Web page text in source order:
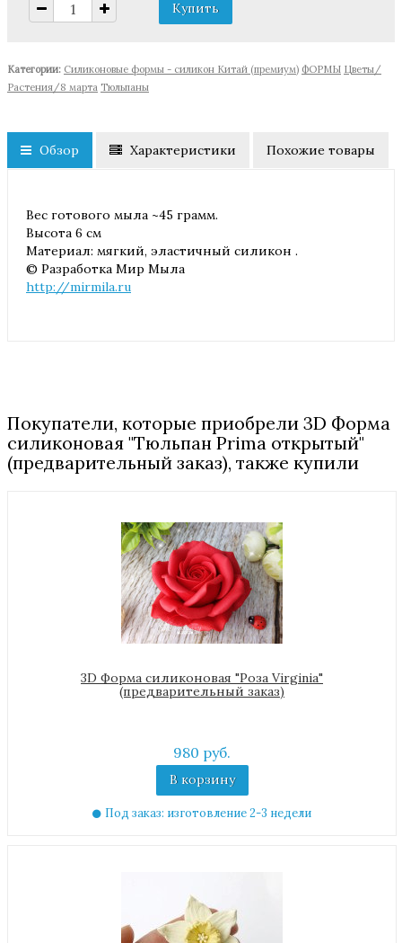
Категории: Cиликоновые формы - силикон Китай (премиум) ФОРМЫ Цветы/
Растения/8 марта Тюльпаны
Обзор Характеристики Похожие товары
Вес готового мыла ~45 грамм.
Высота 6 см
Материал: мягкий, эластичный силикон .
© Разработка Мир Мыла
http://mirmila.ru
Покупатели, которые приобрели 3D Форма
силиконовая "Тюльпан Prima открытый"
(предварительный заказ), также купили
3D Форма силиконовая "Роза Virginia"
(предварительный заказ)
980 руб.
В корзину
Под заказ: изготовление 2-3 недели